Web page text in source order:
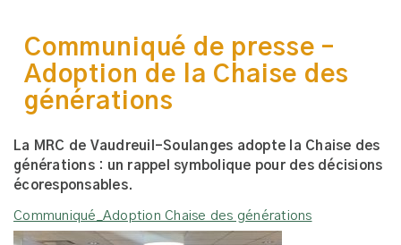
Communiqué de presse –
Adoption de la Chaise des
générations
La MRC de Vaudreuil-Soulanges adopte la Chaise des
générations : un rappel symbolique pour des décisions
écoresponsables.
Communiqué_Adoption Chaise des générations